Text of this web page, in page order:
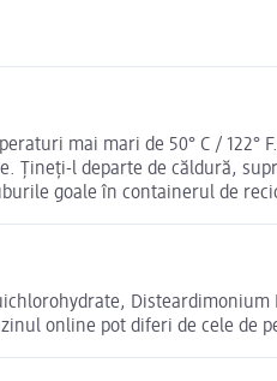
mai mari de 50° C / 122°
Țineți-l departe de căldură,
goale în containerul de
online pot diferi de cele de